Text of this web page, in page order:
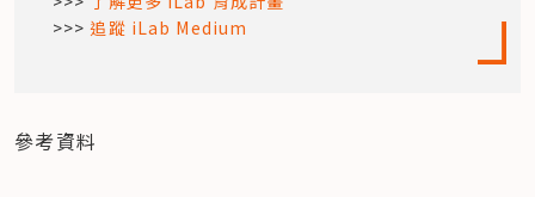
>>> 追蹤 iLab Medium
參考資料